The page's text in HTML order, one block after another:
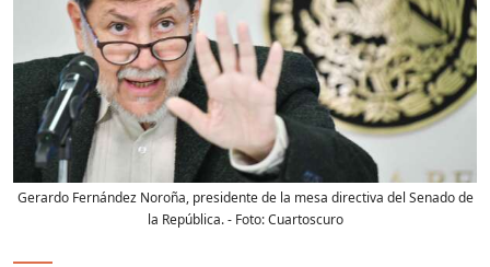
Gerardo Fernández Noroña, presidente de la mesa directiva del Senado de
la República.- Foto:Cuartoscuro